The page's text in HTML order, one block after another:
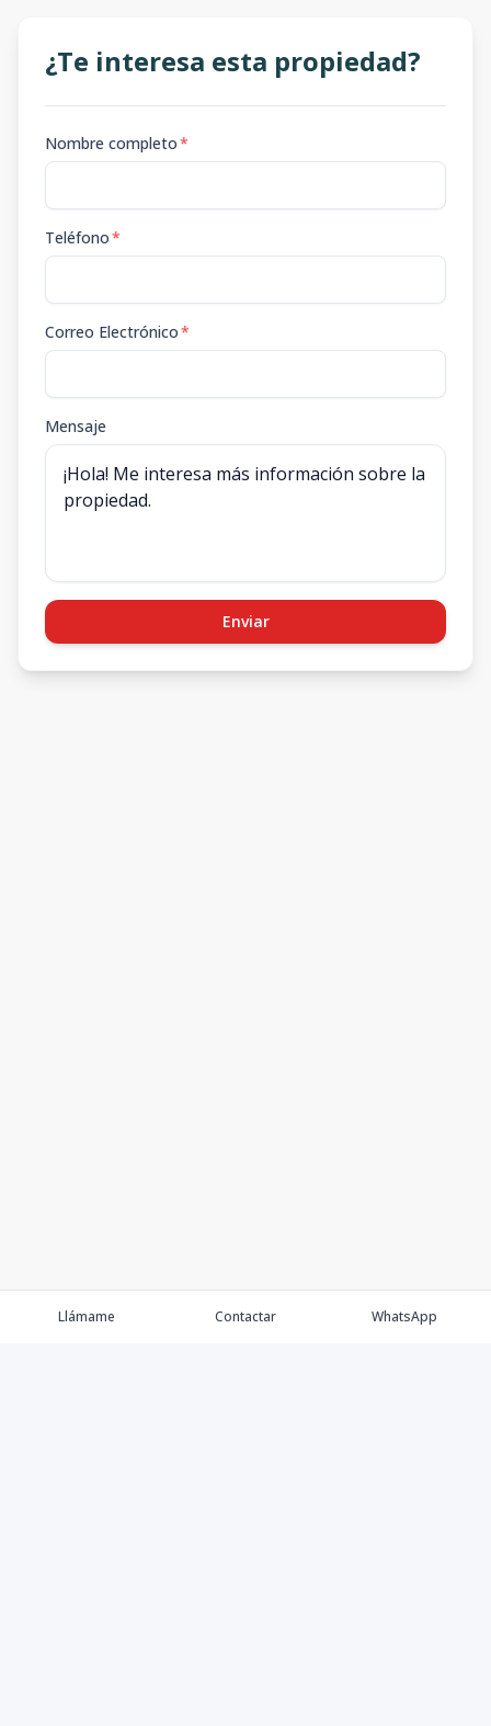
¿Te interesa esta propiedad?
Nombre completo*
Teléfono*
Correo Electrónico*
Mensaje
Enviar
Llámame Contactar WhatsApp